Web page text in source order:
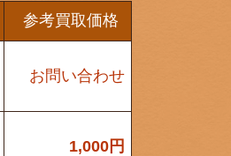
参考買取価格
お問い合わせ
1,000円